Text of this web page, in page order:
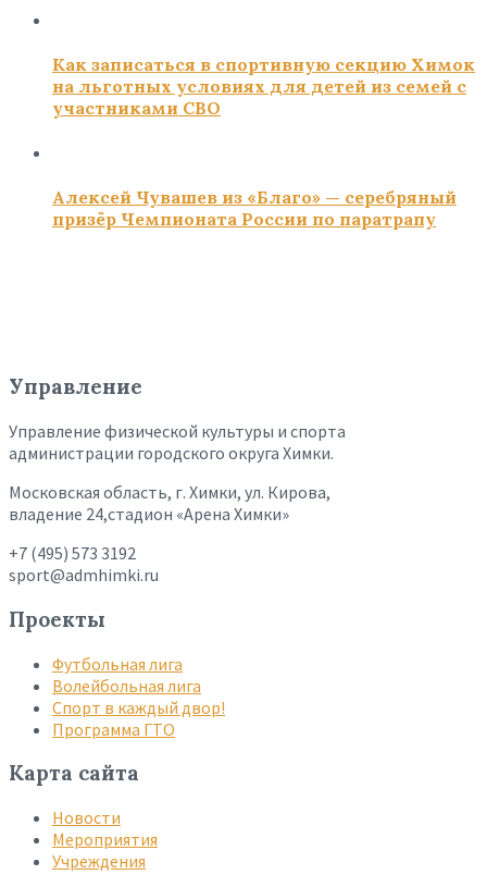
Как записаться в спортивную секцию Химок
на льготных условиях для детей из семей с
участниками СВО
Алексей Чувашев из «Благо» — серебряный
призёр Чемпионата России по паратрапу
Управление
Управление физической культуры и спорта
администрации городского округа Химки.
Московская область, г. Химки, ул. Кирова,
владение 24,стадион «Арена Химки»
+7 (495) 573 3192
sport@admhimki.ru
Проекты
Футбольная лига
Волейбольная лига
Спорт в каждый двор!
Программа ГТО
Карта сайта
Новости
Мероприятия
Учреждения